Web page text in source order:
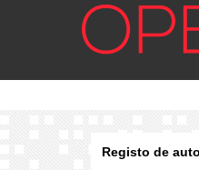
Registo de